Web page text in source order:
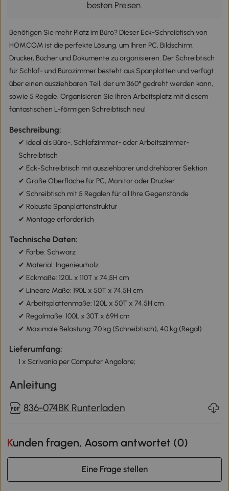
besten Preisen.
Benötigen Sie mehr Platz im Büro? Dieser Eck-Schreibtisch von
HOMCOM ist die perfekte Lösung, um Ihren PC, Bildschirm,
Drucker, Bücher und Dokumente zu organisieren. Der Schreibtisch
für Schlaf- und Bürozimmer besteht aus Spanplatten und verfügt
über einen ausziehbaren Teil, der um 360° gedreht werden kann,
sowie 5 Regale. Organisieren Sie Ihren Arbeitsplatz mit diesem
fantastischen L-förmigen Schreibtisch neu!
Beschreibung:
✔ Ideal als Büro-, Schlafzimmer- oder Arbeitszimmer-
Schreibtisch
✔ Eck-Schreibtisch mit ausziehbarer und drehbarer Sektion
✔ Große Oberfläche für PC, Monitor oder Drucker
✔ Schreibtisch mit 5 Regalen für all Ihre Gegenstände
✔ Robuste Spanplattenstruktur
✔ Montage erforderlich
Technische Daten:
✔ Farbe: Schwarz
✔ Material: Ingenieurholz
✔ Eckmaße: 120L x 110T x 74,5H cm
✔ Lineare Maße: 190L x 50T x 74,5H cm
✔ Arbeitsplattenmaße: 120L x 50T x 74,5H cm
✔ Regalmaße: 100L x 30T x 69H cm
✔ Maximale Belastung: 70 kg (Schreibtisch), 40 kg (Regal)
Lieferumfang:
1 x Scrivania per Computer Angolare;
Anleitung
836-074BK Runterladen
Kunden fragen, Aosom antwortet (0)
Eine Frage stellen